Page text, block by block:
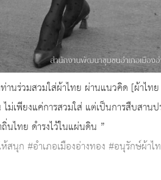
นร่วมสวมใส่ผ้าไทย ผ่านแนวคิด [ผ้าไท
พียงแค่การสวมใส่ แต่เป็นการสืบสาน
ไทย ดำรงไว้ในแผ่นดิน ”
สนุก#อำเภอเมืองอ่างทอง #อนุรักษ์ผ้าไ